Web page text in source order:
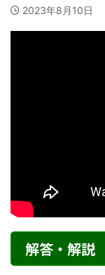
2023年8月10日
解答・解説